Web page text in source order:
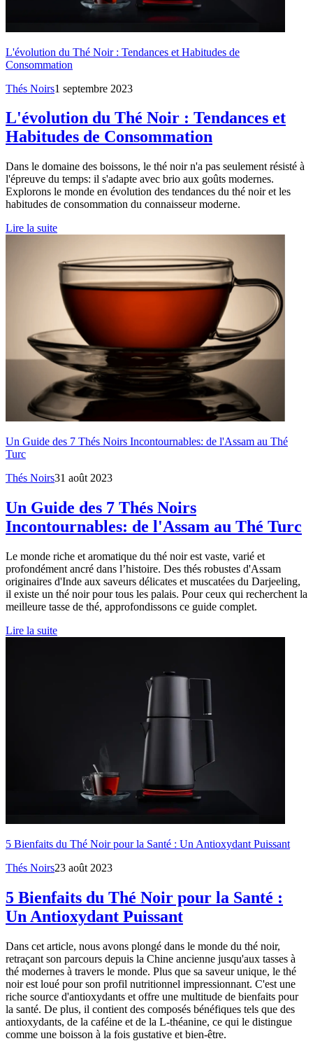
L'évolution du Thé Noir : Tendances et Habitudes de
Consommation
Thés Noirs1 septembre 2023
L'évolution du Thé Noir : Tendances et
Habitudes de Consommation
Dans le domaine des boissons, le thé noir n'a pas seulement résisté à
l'épreuve du temps: il s'adapte avec brio aux goûts modernes.
Explorons le monde en évolution des tendances du thé noir et les
habitudes de consommation du connaisseur moderne.
Lire la suite
Un Guide des 7 Thés Noirs Incontournables: de l'Assam au Thé
Turc
Thés Noirs31 août 2023
Un Guide des 7 Thés Noirs
Incontournables: de l'Assam au Thé Turc
Le monde riche et aromatique du thé noir est vaste, varié et
profondément ancré dans l’histoire. Des thés robustes d'Assam
originaires d'Inde aux saveurs délicates et muscatées du Darjeeling,
il existe un thé noir pour tous les palais. Pour ceux qui recherchent la
meilleure tasse de thé, approfondissons ce guide complet.
Lire la suite
5 Bienfaits du Thé Noir pour la Santé : Un Antioxydant Puissant
Thés Noirs23 août 2023
5 Bienfaits du Thé Noir pour la Santé :
Un Antioxydant Puissant
Dans cet article, nous avons plongé dans le monde du thé noir,
retraçant son parcours depuis la Chine ancienne jusqu'aux tasses à
thé modernes à travers le monde. Plus que sa saveur unique, le thé
noir est loué pour son profil nutritionnel impressionnant. C'est une
riche source d'antioxydants et offre une multitude de bienfaits pour
la santé. De plus, il contient des composés bénéfiques tels que des
antioxydants, de la caféine et de la L-théanine, ce qui le distingue
comme une boisson à la fois gustative et bien-être.